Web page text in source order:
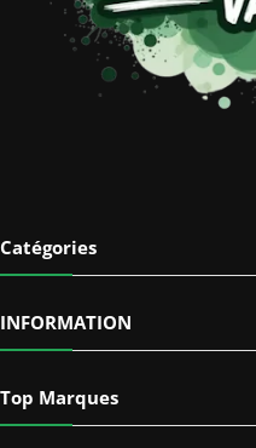
Catégories
INFORMATION
Top Marques